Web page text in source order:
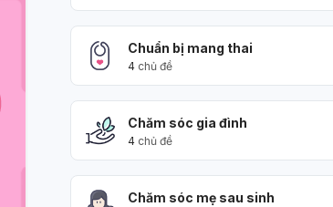
Chuẩn bị mang thai
4 chủ đề
Chăm sóc gia đình
4 chủ đề
Chăm sóc mẹ sau sinh